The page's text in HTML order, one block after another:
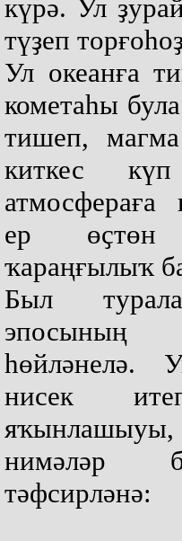
күрә. Ул
түҙеп
Ул океанға
кометаһы
тишеп,
киткес
атмосфераға
ер өҫтөн
ҡараңғылыҡ
Был
эпосының
һөйләнелә.
нисек
нимәләр
тәфсирләнә: